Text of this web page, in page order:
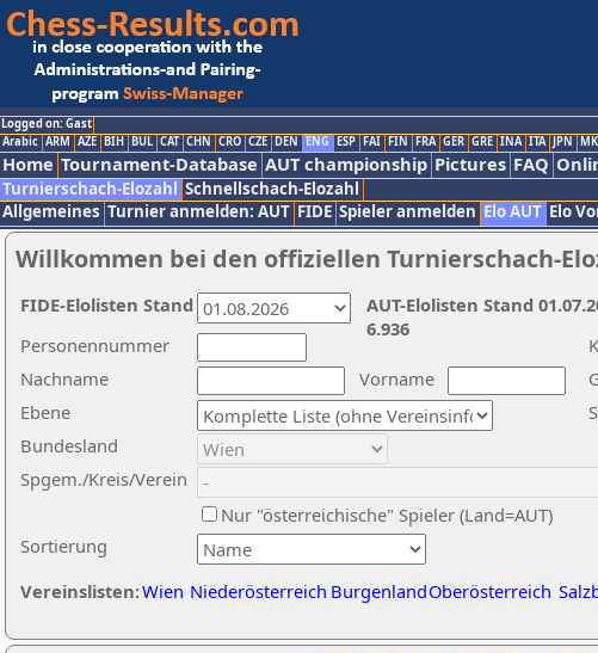
Logged on: Gast
Arabic ARM AZE BIH BUL CAT CHN CRO CZE DEN ENG ESP FAI FIN FRA GER GRE INA ITA JPN
Home Tournament-Database AUT championship Pictures FAQ
Turnierschach-Elozahl Schnellschach-Elozahl
Allgemeines Turnier anmelden: AUT FIDE Spieler anmelden Elo AUT Elo
Willkommen bei den offiziellen Turnierschach-
Nachname
Vorname
Ebene
Sortierung
Personennummer
Bundesland
Spgem./Kreis/Verein
Nur "österreichische" Spieler (Land=AUT)
Vereinslisten:Wien Niederösterreich BurgenlandOberösterreich
AUT-Elolisten Stand
6.936
FIDE-Elolisten Stand